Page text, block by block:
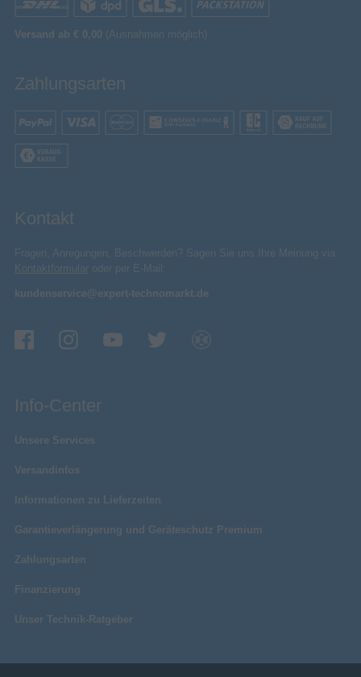
Versand ab € 0,00 (Ausnahmen möglich)
Zahlungsarten
Kontakt
Fragen, Anregungen, Beschwerden? Sagen Sie uns Ihre Meinung via
Kontaktformular oder per E-Mail:
kundenservice@expert-technomarkt.de
Info-Center
Unsere Services
Versandinfos
Informationen zu Lieferzeiten
Garantieverlängerung und Geräteschutz Premium
Zahlungsarten
Finanzierung
Unser Technik-Ratgeber